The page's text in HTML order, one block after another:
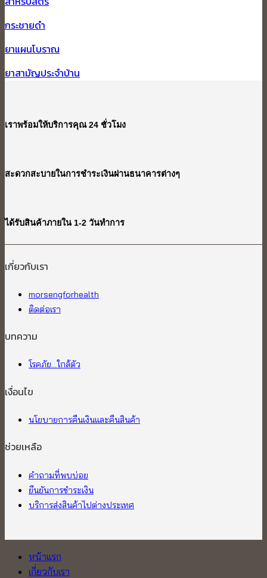
กระชายดำ
ยาแผนโบราณ
ยาสามัญประจำบ้าน
เราพร้อมให้บริการคุณ 24 ชั่วโมง
สะดวกสะบายในการชำระเงินผ่านธนาคารต่างๆ
ได้รับสินค้าภายใน 1-2 วันทำการ
เกี่ยวกับเรา​
morsengforhealth
ติดต่อเรา
บทความ
โรคภัย...ใกล้ตัว
เงื่อนไข
นโยบายการคืนเงินและคืนสินค้า
ช่วยเหลือ
คำถามที่พบบ่อย
ยืนยันการชำระเงิน
บริการส่งสินค้าไปต่างประเทศ
หน้าแรก
เกี่ยวกับเรา